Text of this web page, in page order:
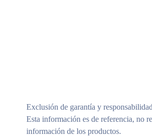
Exclusión de garantía y responsabilidad
Esta información es de referencia, no
información de los productos.